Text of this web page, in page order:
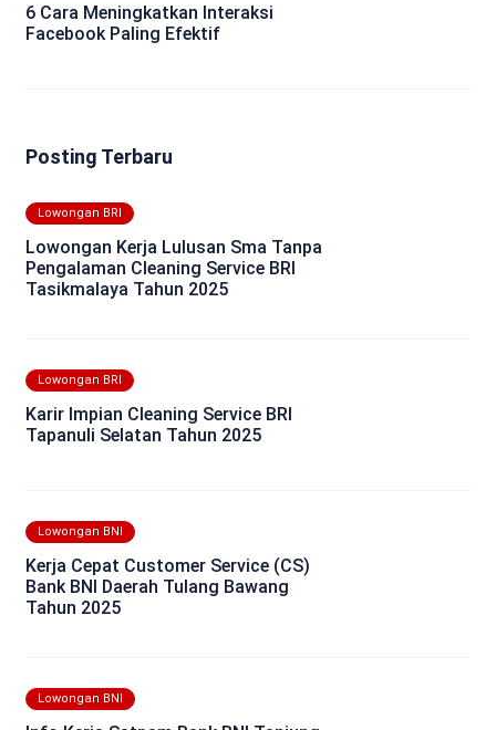
6 Cara Meningkatkan Interaksi
Facebook Paling Efektif
Posting Terbaru
Lowongan BRI
Lowongan Kerja Lulusan Sma Tanpa
Pengalaman Cleaning Service BRI
Tasikmalaya Tahun 2025
Lowongan BRI
Karir Impian Cleaning Service BRI
Tapanuli Selatan Tahun 2025
Lowongan BNI
Kerja Cepat Customer Service (CS)
Bank BNI Daerah Tulang Bawang
Tahun 2025
Lowongan BNI